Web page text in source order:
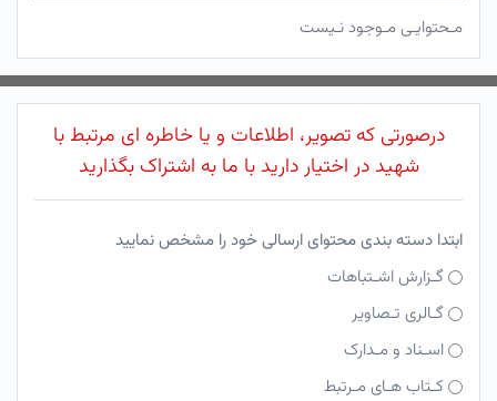
مـحتوایـی مـوجود نـیست
درصورتی که تصویر، اطلاعات و یا خاطره ای مرتبط با
شهید در اختیار دارید با ما به اشتراک بگذارید
ابتدا دسته بندی محتوای ارسالی خود را مشخص نمایید
گـزارش اشـتباهات
گـالری تـصاویر
اسـناد و مـدارک
کـتاب هـای مـرتبط